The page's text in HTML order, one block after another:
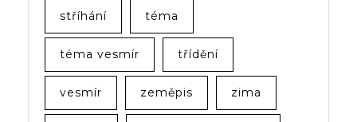
stříhání téma
téma vesmír třídění
vesmír zeměpis zima